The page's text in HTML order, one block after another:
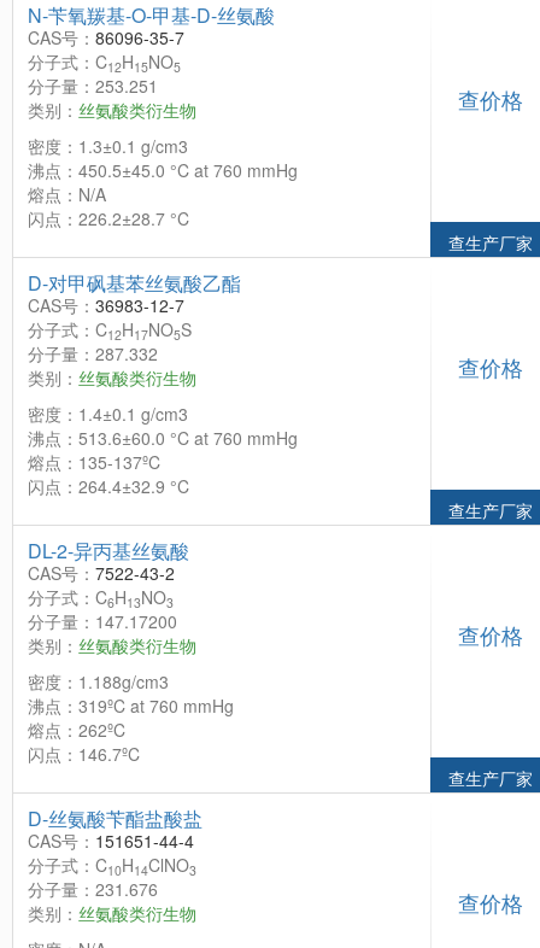
N-苄氧羰基-O-甲基-D-丝氨酸
CAS号： 86096-35-7
分子式：C12H15NO5
分子量：253.251
类别： 丝氨酸类衍生物
密度：1.3±0.1 g/cm3
沸点：450.5±45.0 °C at 760 mmHg
熔点：N/A
闪点：226.2±28.7 °C
查价格
查生产厂家
D-对甲砜基苯丝氨酸乙酯
CAS号： 36983-12-7
分子式：C12H17NO5S
分子量：287.332
类别： 丝氨酸类衍生物
密度：1.4±0.1 g/cm3
沸点：513.6±60.0 °C at 760 mmHg
熔点：135-137ºC
闪点：264.4±32.9 °C
查价格
查生产厂家
DL-2-异丙基丝氨酸
CAS号： 7522-43-2
分子式：C6H13NO3
分子量：147.17200
类别： 丝氨酸类衍生物
密度：1.188g/cm3
沸点：319ºC at 760 mmHg
熔点：262ºC
闪点：146.7ºC
查价格
查生产厂家
D-丝氨酸苄酯盐酸盐
CAS号： 151651-44-4
分子式：C10H14ClNO3
分子量：231.676
类别： 丝氨酸类衍生物
查价格